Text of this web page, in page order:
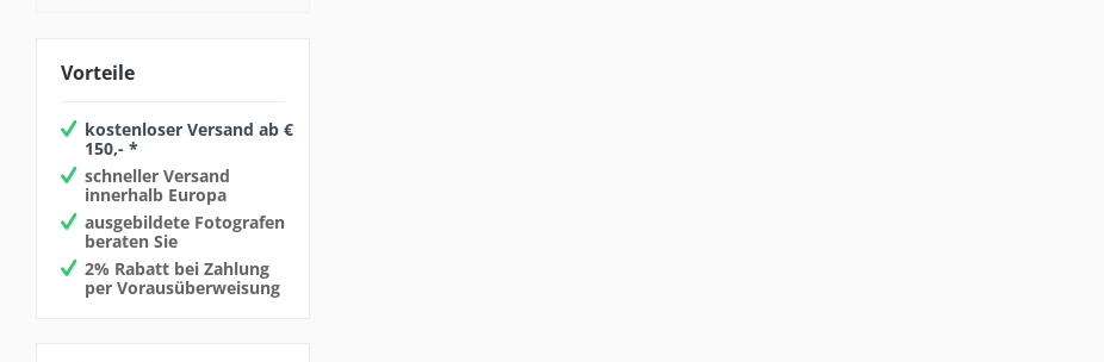
RF-Mount
Z-Mount
Vorteile
kostenloser Versand ab €
150,- *
schneller Versand
innerhalb Europa
ausgebildete Fotografen
beraten Sie
2% Rabatt bei Zahlung
per Vorausüberweisung